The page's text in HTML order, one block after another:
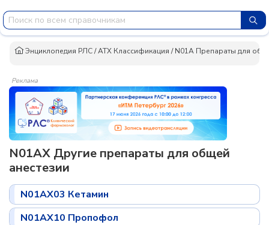
Энциклопедия РЛС/АТХ Классификация /N01A Препараты для
Реклама
N01AX Другие препараты для общей
анестезии
N01AX03 Кетамин
N01AX10 Пропофол